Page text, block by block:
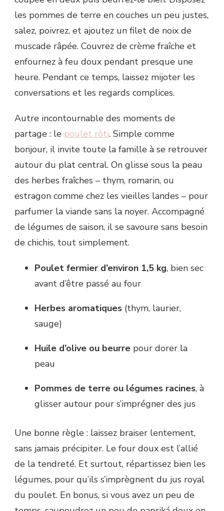
les pommes de terre en couches un peu justes,
salez, poivrez, et ajoutez un filet de noix de
muscade râpée. Couvrez de crème fraîche et
enfournez à feu doux pendant presque une
heure. Pendant ce temps, laissez mijoter les
conversations et les regards complices.
Autre incontournable des moments de
partage : le poulet rôti. Simple comme
bonjour, il invite toute la famille à se retrouver
autour du plat central. On glisse sous la peau
des herbes fraîches – thym, romarin, ou
estragon comme chez les vieilles landes – pour
parfumer la viande sans la noyer. Accompagné
de légumes de saison, il se savoure sans besoin
de chichis, tout simplement.
Poulet fermier d’environ 1,5 kg, bien sec
avant d’être passé au four
Herbes aromatiques (thym, laurier,
sauge)
Huile d’olive ou beurre pour dorer la
peau
Pommes de terre ou légumes racines, à
glisser autour pour s’imprégner des jus
Une bonne règle : laissez braiser lentement,
sans jamais précipiter. Le four doux est l’allié
de la tendreté. Et surtout, répartissez bien les
légumes, pour qu’ils s’imprègnent du jus royal
du poulet. En bonus, si vous avez un peu de